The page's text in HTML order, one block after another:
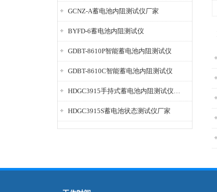
GCNZ-A蓄电池内阻测试仪厂家
BYFD-6蓄电池内阻测试仪
GDBT-8610P智能蓄电池内阻测试仪
GDBT-8610C智能蓄电池内阻测试仪
HDGC3915手持式蓄电池内阻测试仪厂家
HDGC3915S蓄电池状态测试仪厂家